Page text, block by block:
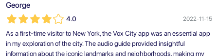
George
4.0 2022-11-15
As a first-time visitor to New York, the Vox City app was an essential app
in my exploration of the city. The audio guide provided insightful
information about the iconic landmarks and neighborhoods, making my